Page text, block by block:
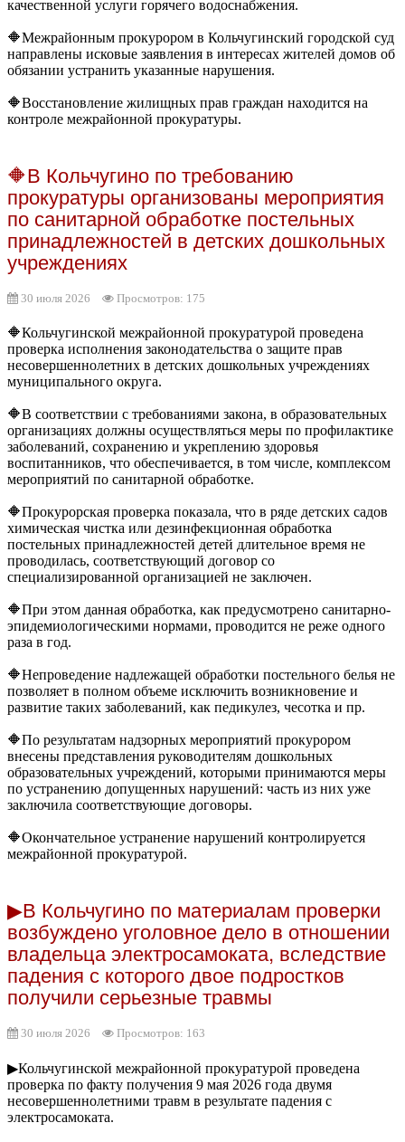
качественной услуги горячего водоснабжения.
🔶Межрайонным прокурором в Кольчугинский городской суд
направлены исковые заявления в интересах жителей домов об
обязании устранить указанные нарушения.
🔶Восстановление жилищных прав граждан находится на
контроле межрайонной прокуратуры.
🔶В Кольчугино по требованию
прокуратуры организованы мероприятия
по санитарной обработке постельных
принадлежностей в детских дошкольных
учреждениях
30 июля 2026 Просмотров: 175
🔶Кольчугинской межрайонной прокуратурой проведена
проверка исполнения законодательства о защите прав
несовершеннолетних в детских дошкольных учреждениях
муниципального округа.
🔶В соответствии с требованиями закона, в образовательных
организациях должны осуществляться меры по профилактике
заболеваний, сохранению и укреплению здоровья
воспитанников, что обеспечивается, в том числе, комплексом
мероприятий по санитарной обработке.
🔶Прокурорская проверка показала, что в ряде детских садов
химическая чистка или дезинфекционная обработка
постельных принадлежностей детей длительное время не
проводилась, соответствующий договор со
специализированной организацией не заключен.
🔶При этом данная обработка, как предусмотрено санитарно-
эпидемиологическими нормами, проводится не реже одного
раза в год.
🔶Непроведение надлежащей обработки постельного белья не
позволяет в полном объеме исключить возникновение и
развитие таких заболеваний, как педикулез, чесотка и пр.
🔶По результатам надзорных мероприятий прокурором
внесены представления руководителям дошкольных
образовательных учреждений, которыми принимаются меры
по устранению допущенных нарушений: часть из них уже
заключила соответствующие договоры.
🔶Окончательное устранение нарушений контролируется
межрайонной прокуратурой.
▶В Кольчугино по материалам проверки
возбуждено уголовное дело в отношении
владельца электросамоката, вследствие
падения с которого двое подростков
получили серьезные травмы
30 июля 2026 Просмотров: 163
▶Кольчугинской межрайонной прокуратурой проведена
проверка по факту получения 9 мая 2026 года двумя
несовершеннолетними травм в результате падения с
электросамоката.